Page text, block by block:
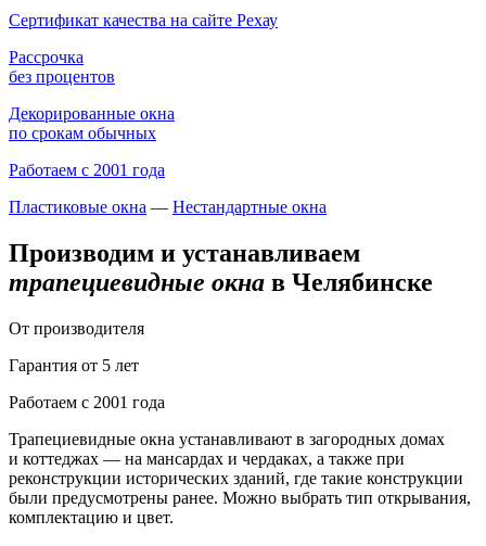
Сертификат качества на сайте Рехау
Рассрочка
без процентов
Декорированные окна
по срокам обычных
Работаем с 2001 года
Пластиковые окна — Нестандартные окна
Производим и устанавливаем
трапециевидные окна в Челябинске
От производителя
Гарантия от 5 лет
Работаем с 2001 года
Трапециевидные окна устанавливают в загородных домах
и коттеджах — на мансардах и чердаках, а также при
реконструкции исторических зданий, где такие конструкции
были предусмотрены ранее. Можно выбрать тип открывания,
комплектацию и цвет.